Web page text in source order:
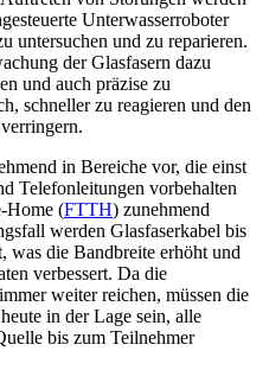
Unterwasserroboter
untersuchen und zu reparieren.
der Glasfasern dazu
und auch präzise zu
schneller zu reagieren und den
in Bereiche vor, die einst
Telefonleitungen vorbehalten
Home (FTTH) zunehmend
werden Glasfaserkabel bis
was die Bandbreite erhöht und
verbessert. Da die
weiter reichen, müssen die
in der Lage sein, alle
bis zum Teilnehmer